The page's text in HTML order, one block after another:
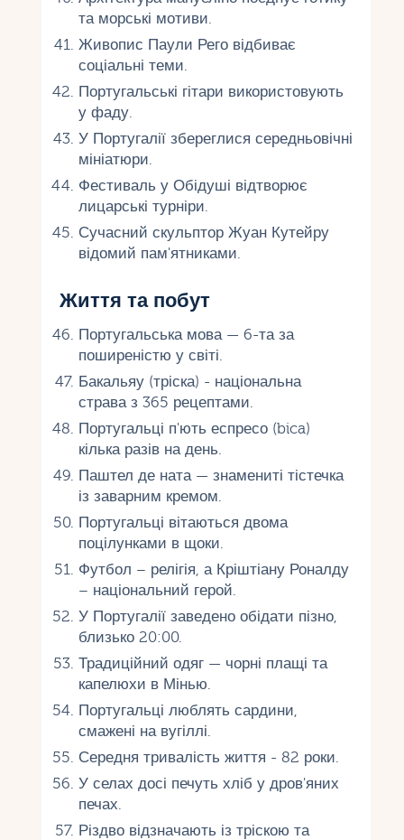
та морські мотиви.
Живопис Паули Рего відбиває
соціальні теми.
Португальські гітари використовують
у фаду.
У Португалії збереглися середньовічні
мініатюри.
Фестиваль у Обідуші відтворює
лицарські турніри.
Сучасний скульптор Жуан Кутейру
відомий пам'ятниками.
Життя та побут
Португальська мова — 6-та за
поширеністю у світі.
Бакальяу (тріска) - національна
страва з 365 рецептами.
Португальці п'ють еспресо (bica)
кілька разів на день.
Паштел де ната — знамениті тістечка
із заварним кремом.
Португальці вітаються двома
поцілунками в щоки.
Футбол – релігія, а Кріштіану Роналду
– національний герой.
У Португалії заведено обідати пізно,
близько 20:00.
Традиційний одяг — чорні плащі та
капелюхи в Мінью.
Португальці люблять сардини,
смажені на вугіллі.
Середня тривалість життя - 82 роки.
У селах досі печуть хліб у дров'яних
печах.
Різдво відзначають із тріскою та